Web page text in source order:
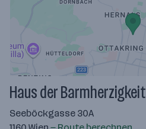
Haus der Barmherzigkeit
Seeböckgasse 30A